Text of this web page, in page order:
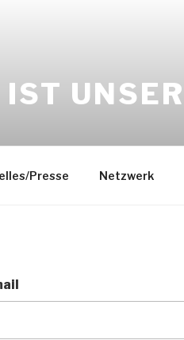
UNSER
Presse Netzwerk